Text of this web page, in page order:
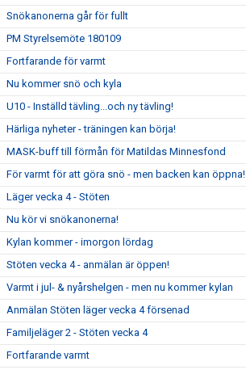
Snökanonerna går för fullt
PM Styrelsemöte 180109
Fortfarande för varmt
Nu kommer snö och kyla
U10 - Inställd tävling...och ny tävling!
Härliga nyheter - träningen kan börja!
MASK-buff till förmån för Matildas Minnesfond
För varmt för att göra snö - men backen kan öppna!
Läger vecka 4 - Stöten
Nu kör vi snökanonerna!
Kylan kommer - imorgon lördag
Stöten vecka 4 - anmälan är öppen!
Varmt i jul- & nyårshelgen - men nu kommer kylan
Anmälan Stöten läger vecka 4 försenad
Familjeläger 2 - Stöten vecka 4
Fortfarande varmt